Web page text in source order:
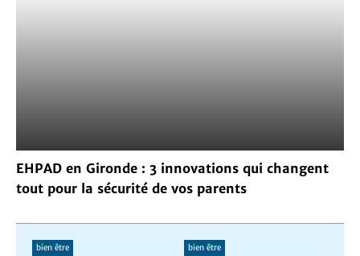
EHPAD en Gironde : 3 innovations qui changent
tout pour la sécurité de vos parents
bien être bien être